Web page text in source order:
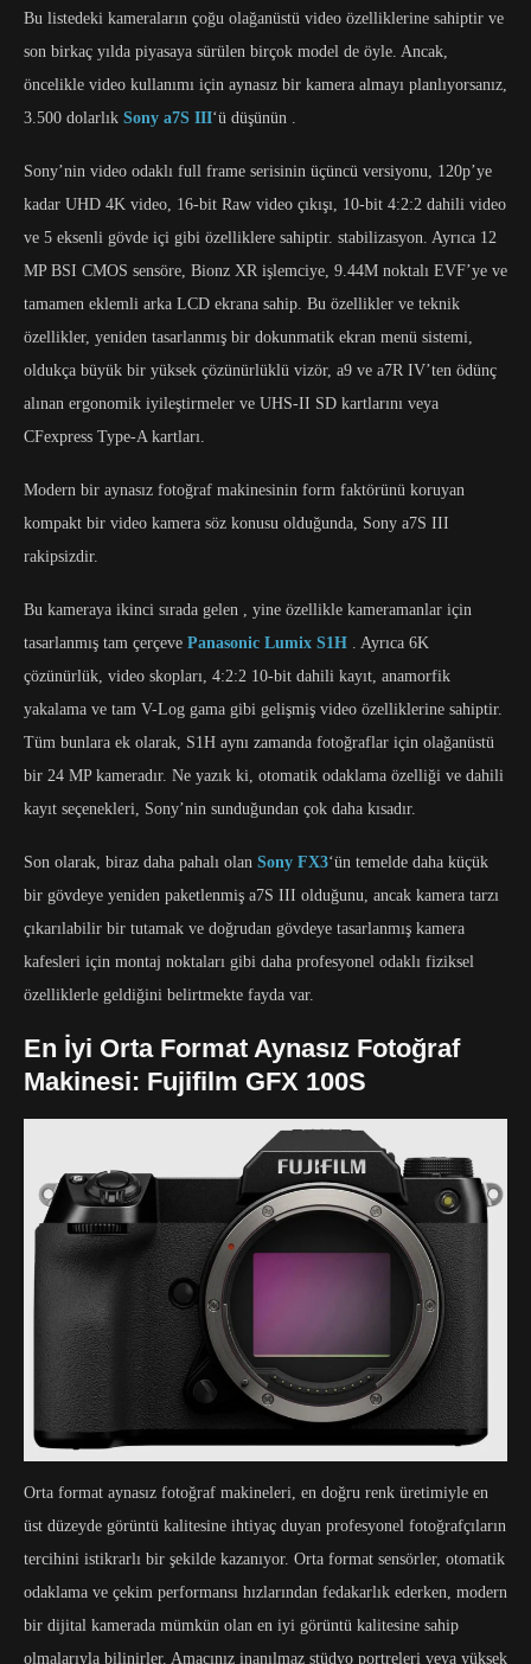
Bu listedeki kameraların çoğu olağanüstü video özelliklerine sahiptir ve
son birkaç yılda piyasaya sürülen birçok model de öyle. Ancak,
öncelikle video kullanımı için aynasız bir kamera almayı planlıyorsanız,
3.500 dolarlık Sony a7S III‘ü düşünün .
Sony’nin video odaklı full frame serisinin üçüncü versiyonu, 120p’ye
kadar UHD 4K video, 16-bit Raw video çıkışı, 10-bit 4:2:2 dahili video
ve 5 eksenli gövde içi gibi özelliklere sahiptir. stabilizasyon. Ayrıca 12
MP BSI CMOS sensöre, Bionz XR işlemciye, 9.44M noktalı EVF’ye ve
tamamen eklemli arka LCD ekrana sahip. Bu özellikler ve teknik
özellikler, yeniden tasarlanmış bir dokunmatik ekran menü sistemi,
oldukça büyük bir yüksek çözünürlüklü vizör, a9 ve a7R IV’ten ödünç
alınan ergonomik iyileştirmeler ve UHS-II SD kartlarını veya
CFexpress Type-A kartları.
Modern bir aynasız fotoğraf makinesinin form faktörünü koruyan
kompakt bir video kamera söz konusu olduğunda, Sony a7S III
rakipsizdir.
Bu kameraya ikinci sırada gelen , yine özellikle kameramanlar için
tasarlanmış tam çerçeve Panasonic Lumix S1H . Ayrıca 6K
çözünürlük, video skopları, 4:2:2 10-bit dahili kayıt, anamorfik
yakalama ve tam V-Log gama gibi gelişmiş video özelliklerine sahiptir.
Tüm bunlara ek olarak, S1H aynı zamanda fotoğraflar için olağanüstü
bir 24 MP kameradır. Ne yazık ki, otomatik odaklama özelliği ve dahili
kayıt seçenekleri, Sony’nin sunduğundan çok daha kısadır.
Son olarak, biraz daha pahalı olan Sony FX3‘ün temelde daha küçük
bir gövdeye yeniden paketlenmiş a7S III olduğunu, ancak kamera tarzı
çıkarılabilir bir tutamak ve doğrudan gövdeye tasarlanmış kamera
kafesleri için montaj noktaları gibi daha profesyonel odaklı fiziksel
özelliklerle geldiğini belirtmekte fayda var.
En İyi Orta Format Aynasız Fotoğraf
Makinesi: Fujifilm GFX 100S
Orta format aynasız fotoğraf makineleri, en doğru renk üretimiyle en
üst düzeyde görüntü kalitesine ihtiyaç duyan profesyonel fotoğrafçıların
tercihini istikrarlı bir şekilde kazanıyor. Orta format sensörler, otomatik
odaklama ve çekim performansı hızlarından fedakarlık ederken, modern
bir dijital kamerada mümkün olan en iyi görüntü kalitesine sahip
olmalarıyla bilinirler. Amacınız inanılmaz stüdyo portreleri veya yüksek